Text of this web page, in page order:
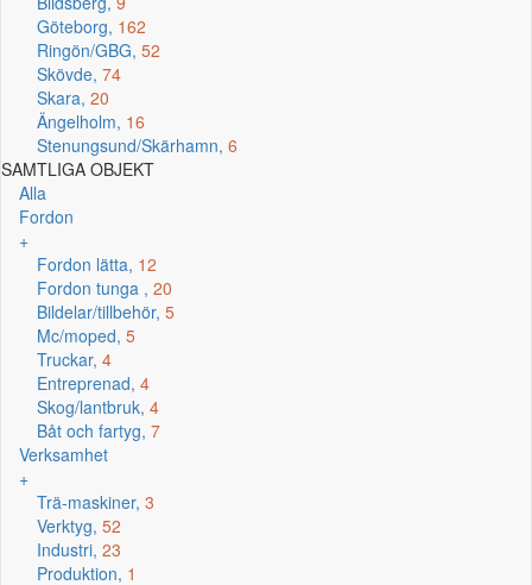
Göteborg, 162
Ringön/GBG, 52
Skövde, 74
Skara, 20
Ängelholm, 16
Stenungsund/Skärhamn, 6
SAMTLIGA OBJEKT
Alla
Fordon
+
Fordon lätta, 12
Fordon tunga , 20
Bildelar/tillbehör, 5
Mc/moped, 5
Truckar, 4
Entreprenad, 4
Skog/lantbruk, 4
Båt och fartyg, 7
Verksamhet
+
Trä-maskiner, 3
Verktyg, 52
Industri, 23
Produktion, 1